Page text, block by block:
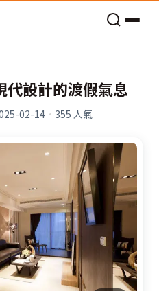
代設計的渡假氣息
02-14 · 355 人氣